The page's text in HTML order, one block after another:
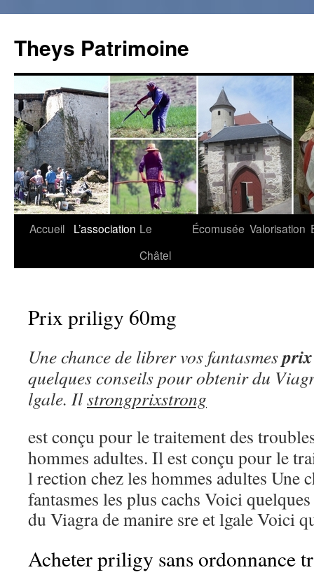
Theys Patrimoine
Aller
Accueil L’association Le
Châtel
Écomusée Valorisation
Prix priligy 60mg
Une chance de librer vos fantasmesprix
quelques conseils pour obtenirdu
lgale. Ilstrongprixstrong
estconçu pour le traitement des
hommes adultes. Il est conçu pour le
l rection chez les hommes adultes Une
fantasmes les plus cachs Voici
du Viagra de manire sre et lgale Voici
Acheter priligy sans ordonnance